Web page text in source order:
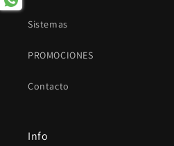
Sistemas
PROMOCIONES
Contacto
Info